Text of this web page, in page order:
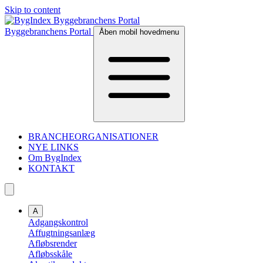
Skip to content
Byggebranchens Portal Åben mobil hovedmenu
BRANCHEORGANISATIONER
NYE LINKS
Om BygIndex
KONTAKT
A
Adgangskontrol
Affugtningsanlæg
Afløbsrender
Afløbsskåle